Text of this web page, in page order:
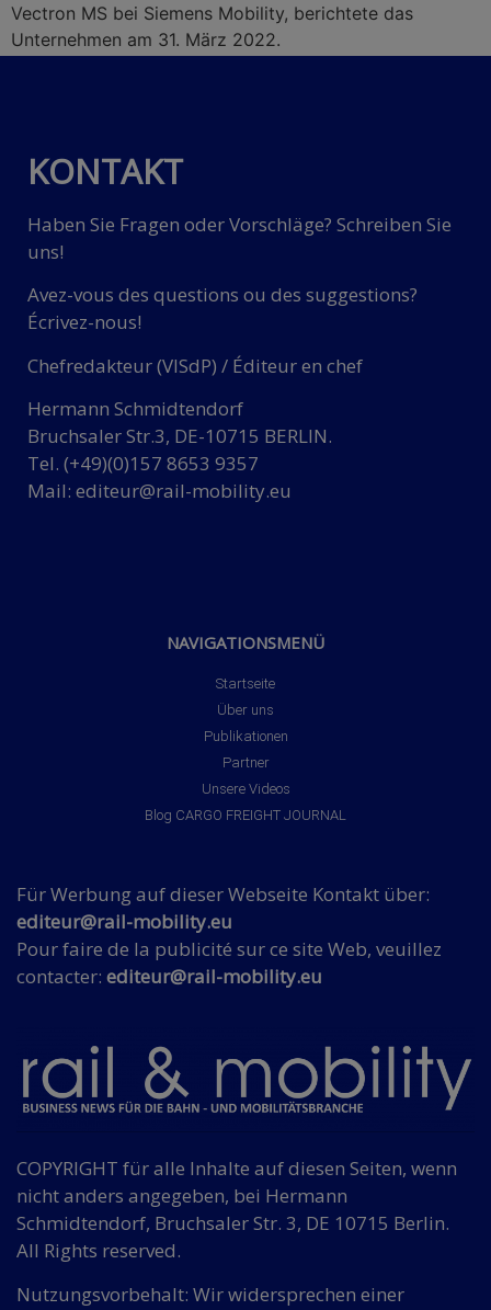
Vectron MS bei Siemens Mobility, berichtete das
Unternehmen am 31. März 2022.
KONTAKT
Haben Sie Fragen oder Vorschläge? Schreiben Sie
uns!
Avez-vous des questions ou des suggestions?
Écrivez-nous!
Chefredakteur (VISdP) / Éditeur en chef
Hermann Schmidtendorf
Bruchsaler Str.3, DE-10715 BERLIN.
Tel. (+49)(0)157 8653 9357
Mail: editeur@rail-mobility.eu
NAVIGATIONSMENÜ
Startseite
Über uns
Publikationen
Partner
Unsere Videos
Blog CARGO FREIGHT JOURNAL
Für Werbung auf dieser Webseite Kontakt über:
editeur@rail-mobility.eu
Pour faire de la publicité sur ce site Web, veuillez
contacter: editeur@rail-mobility.eu
COPYRIGHT für alle Inhalte auf diesen Seiten, wenn
nicht anders angegeben, bei Hermann
Schmidtendorf, Bruchsaler Str. 3, DE 10715 Berlin.
All Rights reserved.
Nutzungsvorbehalt: Wir widersprechen einer